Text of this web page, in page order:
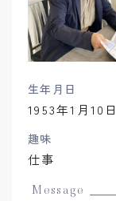
生年月日
1953年1月10日
趣味
仕事
Message